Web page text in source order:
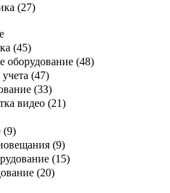
(27)
(45)
оборудование (48)
(47)
(33)
видео (21)
(9)
(9)
(15)
(20)